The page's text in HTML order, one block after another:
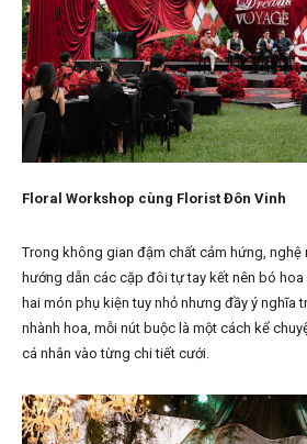
Floral Workshop cùng Florist Đôn Vinh
Trong không gian đậm chất cảm hứng, nghệ
hướng dẫn các cặp đôi tự tay kết nên bó
hai món phụ kiện tuy nhỏ nhưng đầy ý nghĩa
nhành hoa, mỗi nút buộc là một cách kể
cá nhân vào từng chi tiết cưới.